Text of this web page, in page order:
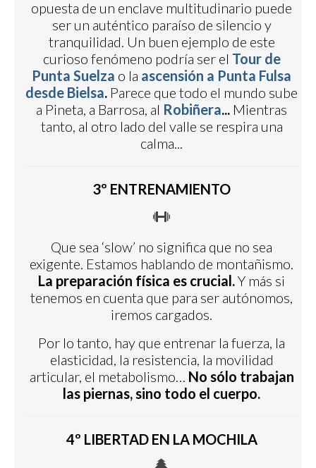
opuesta de un enclave multitudinario puede
ser un auténtico paraíso de silencio y
tranquilidad. Un buen ejemplo de este
curioso fenómeno podría ser el Tour de
Punta Suelza o la ascensión a Punta Fulsa
desde Bielsa. Parece que todo el mundo sube
a Pineta, a Barrosa, al Robiñera... Mientras
tanto, al otro lado del valle se respira una
calma...
3º ENTRENAMIENTO
Que sea ‘slow’ no significa que no sea
exigente. Estamos hablando de montañismo.
La preparación física es crucial.Y más si
tenemos en cuenta que para ser autónomos,
iremos cargados.
Por lo tanto, hay que entrenar la fuerza, la
elasticidad, la resistencia, la movilidad
articular, el metabolismo… No sólo trabajan
las piernas, sino todo el cuerpo.
4º LIBERTAD EN LA MOCHILA